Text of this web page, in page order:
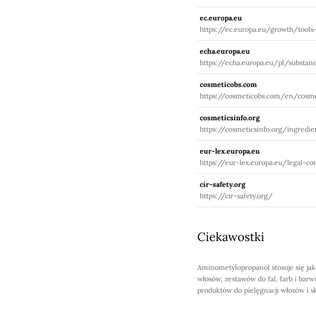
ec.europa.eu
https://ec.europa.eu/growth/
echa.europa.eu
https://echa.europa.eu/pl/
cosmeticobs.com
https://cosmeticobs.com/en/
cosmeticsinfo.org
https://cosmeticsinfo.org/
eur-lex.europa.eu
https://eur-lex.europa.eu/legal-
cir-safety.org
https://cir-safety.org/
Ciekawostki
Aminometylopropanol stosuje się
włosów, zestawów do fal, farb i
produktów do pielęgnacji włosów i